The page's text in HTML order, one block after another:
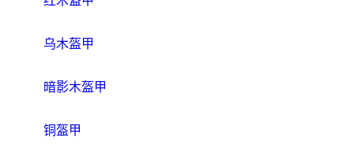
乌木盔甲
暗影木盔甲
铜盔甲